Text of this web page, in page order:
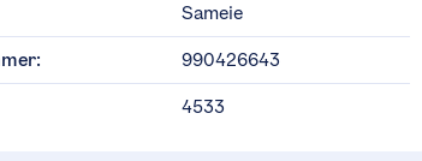
Sameie
990426643
4533